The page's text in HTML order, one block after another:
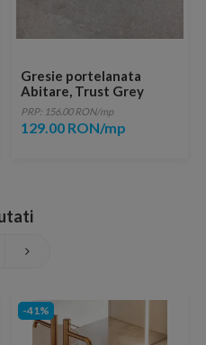
Gresie portelanata
Abitare, Trust Grey
60,4x30 cm
PRP: 156.00 RON/mp
129.00 RON/mp
-41%